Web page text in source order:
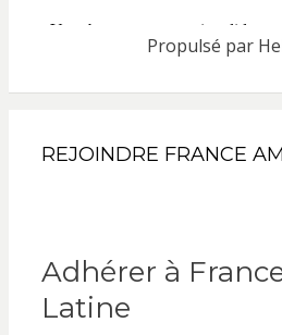
Propulsé par
REJOINDRE FRANCE
Adhérer à
Latine